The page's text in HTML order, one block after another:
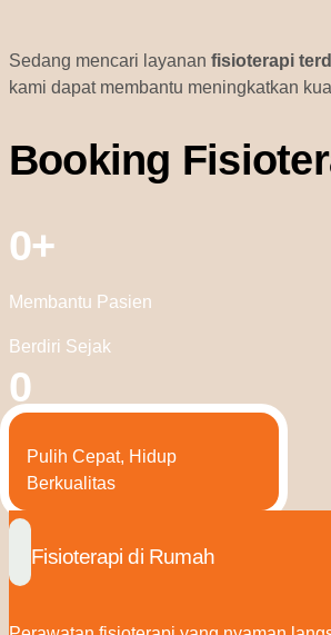
Sedang mencari layanan fisioterapi
kami dapat membantu meningkatkan
Booking
0+
Membantu Pasien
Berdiri Sejak
0
Pulih Cepat, Hidup
Berkualitas
Fisioterapi di Rumah